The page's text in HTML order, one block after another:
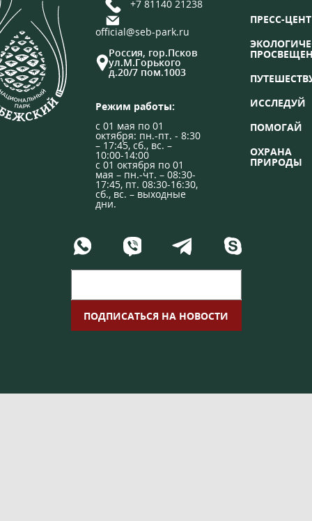
+7 81140 21238
official@seb-park.ru
Россия, гор.Псков
ул.М.Горького
д.20/7 пом.1003
Режим работы:
с 01 мая по 01
октября: пн.-пт. - 8:30
– 17:45, сб., вс. –
10:00-14:00
с 01 октября по 01
мая – пн.-чт. – 08:30-
17:45, пт. 08:30-16:30,
сб., вс. – выходные
дни.
ПРЕСС-
ИССЛЕДУЙ
ПОМОГАЙ
ОХРАНА
ПРИРОДЫ